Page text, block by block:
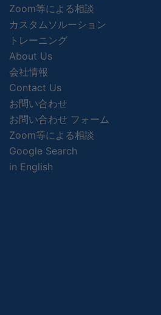
Zoom等による相談
カスタムソルーション
トレーニング
About Us
会社情報
Contact Us
お問い合わせ
お問い合わせ フォーム
Zoom等による相談
Google Search
in English